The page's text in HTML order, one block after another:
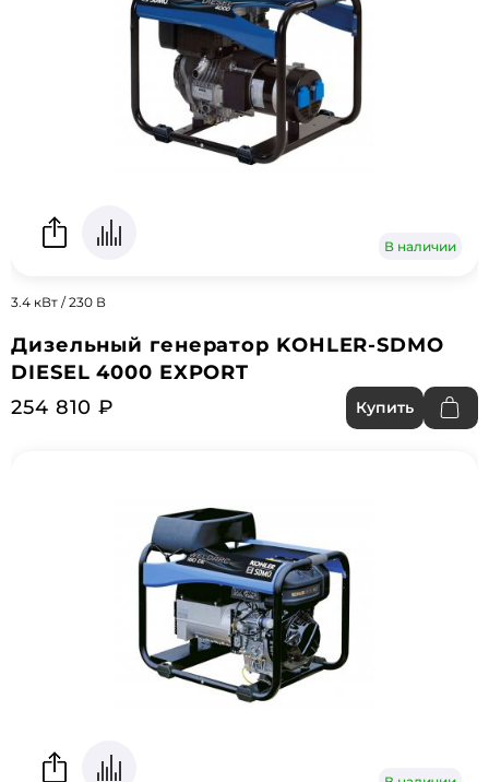
В наличии
3.4 кВт / 230 В
Дизельный генератор KOHLER-SDMO
DIESEL 4000 EXPORT
254 810 ₽
Купить